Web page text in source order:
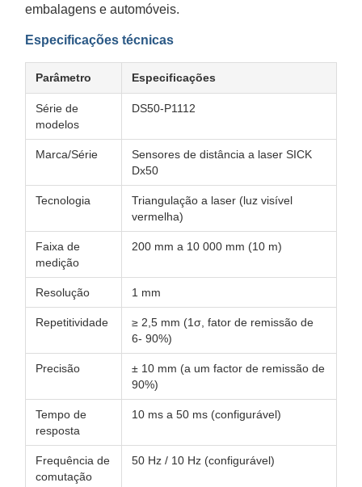
embalagens e automóveis.
Especificações técnicas
Parâmetro Especificações
Série de
modelos
DS50-P1112
Marca/Série
Sensores de distância a laser SICK
Dx50
Tecnologia
Triangulação a laser (luz visível
vermelha)
Faixa de
medição
200 mm a 10 000 mm (10 m)
Resolução 1 mm
Repetitividade
≥ 2,5 mm (1σ, fator de remissão de
6- 90%)
Precisão
± 10 mm (a um factor de remissão de
90%)
Tempo de
resposta
10 ms a 50 ms (configurável)
Frequência de
comutação
50 Hz / 10 Hz (configurável)